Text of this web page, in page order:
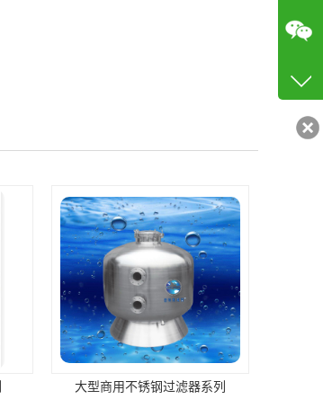
大型商用不锈钢过滤器系列
咨询
客服